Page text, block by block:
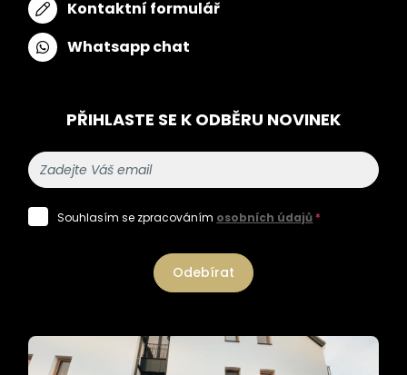
Kontaktní formulář
Whatsapp chat
PŘIHLASTE SE K ODBĚRU NOVINEK
Souhlasím se zpracováním osobních údajů *
Odebírat